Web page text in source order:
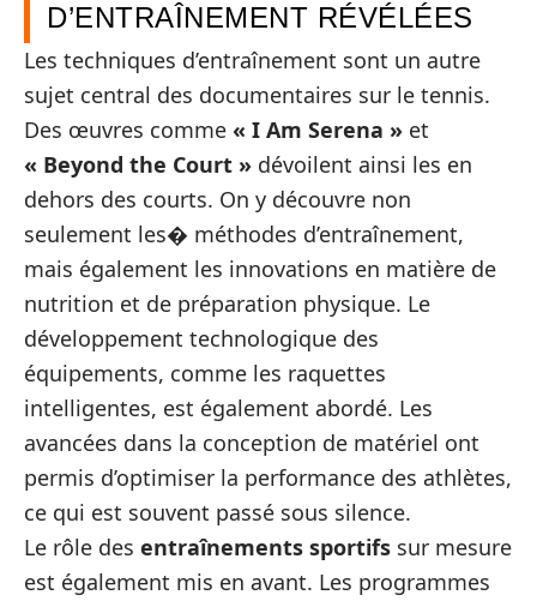
D’ENTRAÎNEMENT RÉVÉLÉES
Les techniques d’entraînement sont un autre
sujet central des documentaires sur le tennis.
Des œuvres comme « I Am Serena » et
« Beyond the Court » dévoilent ainsi les en
dehors des courts. On y découvre non
seulement les� méthodes d’entraînement,
mais également les innovations en matière de
nutrition et de préparation physique. Le
développement technologique des
équipements, comme les raquettes
intelligentes, est également abordé. Les
avancées dans la conception de matériel ont
permis d’optimiser la performance des athlètes,
ce qui est souvent passé sous silence.
Le rôle des entraînements sportifs sur mesure
est également mis en avant. Les programmes